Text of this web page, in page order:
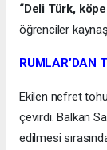
“Deli Türk,
öğrenciler
RUMLAR’DAN
Ekilen nefret
çevirdi. Balkan
edilmesi